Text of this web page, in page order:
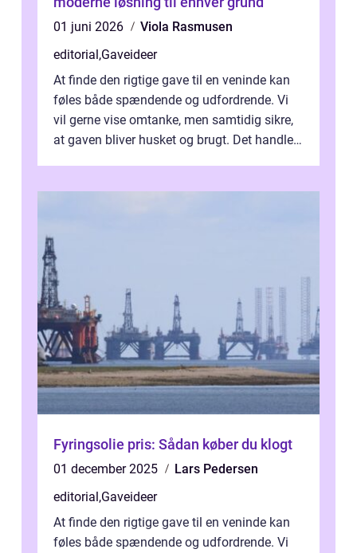
01 juni 2026
Viola Rasmusen
editorial,Gaveideer
At finde den rigtige gave til en veninde kan
føles både spændende og udfordrende. Vi
vil gerne vise omtanke, men samtidig sikre,
at gaven bliver husket og brugt. Det handler
Fyringsolie pris: Sådan køber du klogt
01 december 2025
Lars Pedersen
editorial,Gaveideer
At finde den rigtige gave til en veninde kan
føles både spændende og udfordrende. Vi